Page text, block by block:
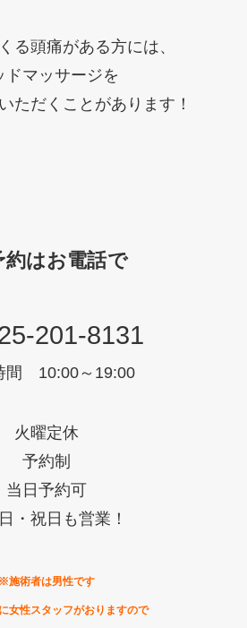
る頭痛がある方には、
ドマッサージを
ただくことがあります！
約はお電話で
201-8131
間 10:00～19:00
火曜定休
予約制
当日予約可
・祝日も営業！
※施術者は男性です
女性スタッフがおりますので